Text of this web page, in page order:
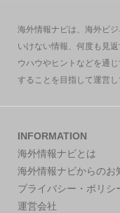
海外情報ナビは、海外ビ
いけない情報、何度も見
ウハウやヒントなどを通
することを目指して運営し
INFORMATION
海外情報ナビとは
海外情報ナビからのお
プライバシー・ポリシ
運営会社